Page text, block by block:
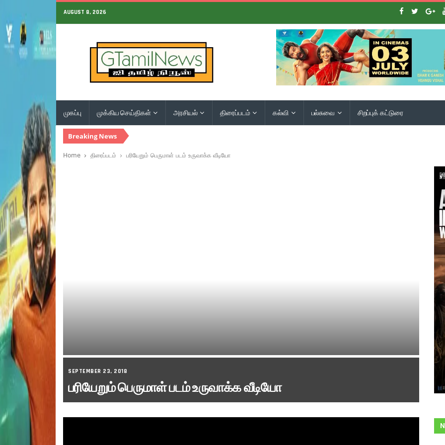
AUGUST 8, 2026
முகப்பு முக்கிய செய்திகள் அரசியல் திரைப்படம் கல்வி பல்சுவை சிறப்புக் கட்டுரை
Breaking News
Home திரைப்படம் பரியேறும் பெருமாள் படம் உருவாக்க வீடியோ
SEPTEMBER 23, 2018
பரியேறும் பெருமாள் படம் உருவாக்க வீடியோ